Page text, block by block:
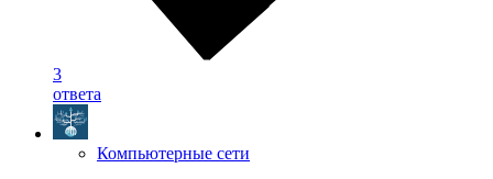
3
ответа
Компьютерные сети